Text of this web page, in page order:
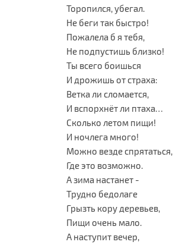
Торопился, убегал.
Не беги так быстро!
Пожалела б я тебя,
Не подпустишь близко!
Ты всего боишься
И дрожишь от страха:
Ветка ли сломается,
И вспорхнёт ли птаха…
Сколько летом пищи!
И ночлега много!
Можно везде спрятаться,
Где это возможно.
А зима настанет -
Трудно бедолаге
Грызть кору деревьев,
Пищи очень мало.
А наступит вечер,